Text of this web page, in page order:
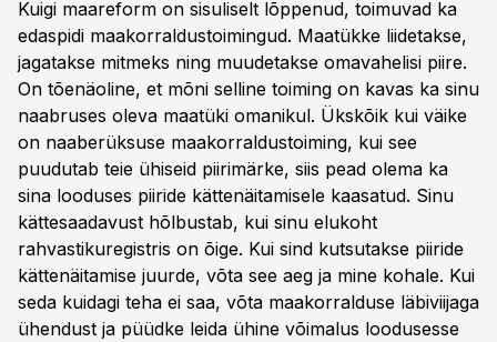
Kuigi maareform on sisuliselt lõppenud, toimuvad ka
edaspidi maakorraldustoimingud. Maatükke liidetakse,
jagatakse mitmeks ning muudetakse omavahelisi piire.
On tõenäoline, et mõni selline toiming on kavas ka sinu
naabruses oleva maatüki omanikul. Ükskõik kui väike
on naaberüksuse maakorraldustoiming, kui see
puudutab teie ühiseid piirimärke, siis pead olema ka
sina looduses piiride kättenäitamisele kaasatud. Sinu
kättesaadavust hõlbustab, kui sinu elukoht
rahvastikuregistris on õige. Kui sind kutsutakse piiride
kättenäitamise juurde, võta see aeg ja mine kohale. Kui
seda kuidagi teha ei saa, võta maakorralduse läbiviijaga
ühendust ja püüdke leida ühine võimalus loodusesse